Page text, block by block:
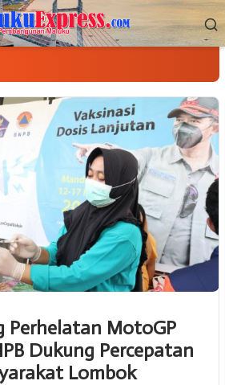
Perhelatan MotoGP
Dukung Percepatan
Lombok